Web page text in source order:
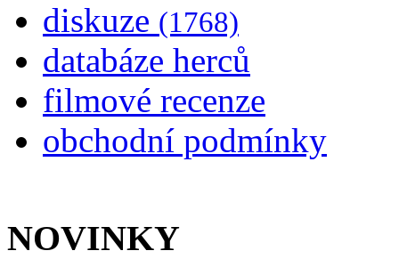
diskuze (1768)
databáze herců
filmové recenze
obchodní podmínky
NOVINKY